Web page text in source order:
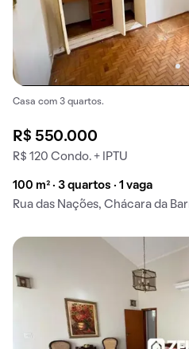
Casa com 3 quartos.
R$ 550.000
R$ 120 Condo. + IPTU
100 m² · 3 quartos · 1 vaga
Rua das Nações, Chácara da